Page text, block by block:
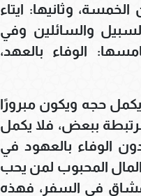
وثانيها: ايتاء
والسائلين وفي
الوفاء بالعهد،
يكمل حجه ويكون مبرورًا
مرتبطة ببعض، فلا يكمل
الوفاء بالعهود في
المال المحبوب لمن يحب
في السفر، فهذه